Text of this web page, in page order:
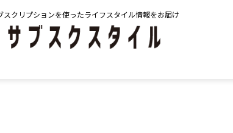
スクリプションを使ったライフスタイル情報をお届け